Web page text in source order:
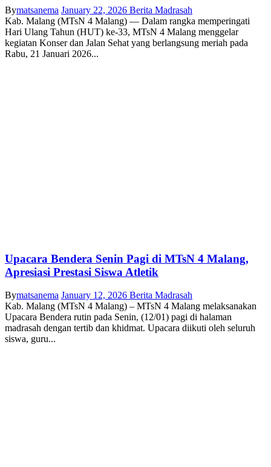
Bymatsanema January 22, 2026 Berita Madrasah
Kab. Malang (MTsN 4 Malang) — Dalam rangka memperingati
Hari Ulang Tahun (HUT) ke-33, MTsN 4 Malang menggelar
kegiatan Konser dan Jalan Sehat yang berlangsung meriah pada
Rabu, 21 Januari 2026...
Upacara Bendera Senin Pagi di MTsN 4 Malang,
Apresiasi Prestasi Siswa Atletik
Bymatsanema January 12, 2026 Berita Madrasah
Kab. Malang (MTsN 4 Malang) – MTsN 4 Malang melaksanakan
Upacara Bendera rutin pada Senin, (12/01) pagi di halaman
madrasah dengan tertib dan khidmat. Upacara diikuti oleh seluruh
siswa, guru...